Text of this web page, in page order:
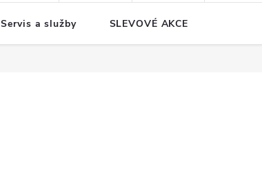
Servis a služby SLEVOVÉ AKCE